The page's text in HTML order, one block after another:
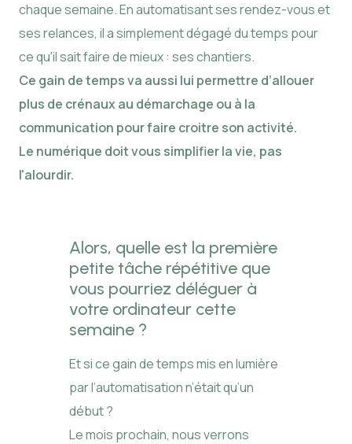
chaque semaine. En automatisant ses rendez-vous et
ses relances, il a simplement dégagé du temps pour
ce qu'il sait faire de mieux : ses chantiers.
Ce gain de temps va aussi lui permettre d’allouer
plus de crénaux au démarchage ou à la
communication pour faire croitre son activité.
Le numérique doit vous simplifier la vie, pas
l'alourdir.
Alors, quelle est la première
petite tâche répétitive que
vous pourriez déléguer à
votre ordinateur cette
semaine ?
Et si ce gain de temps mis en lumière
par l’automatisation n’était qu’un
début ?
Le mois prochain, nous verrons